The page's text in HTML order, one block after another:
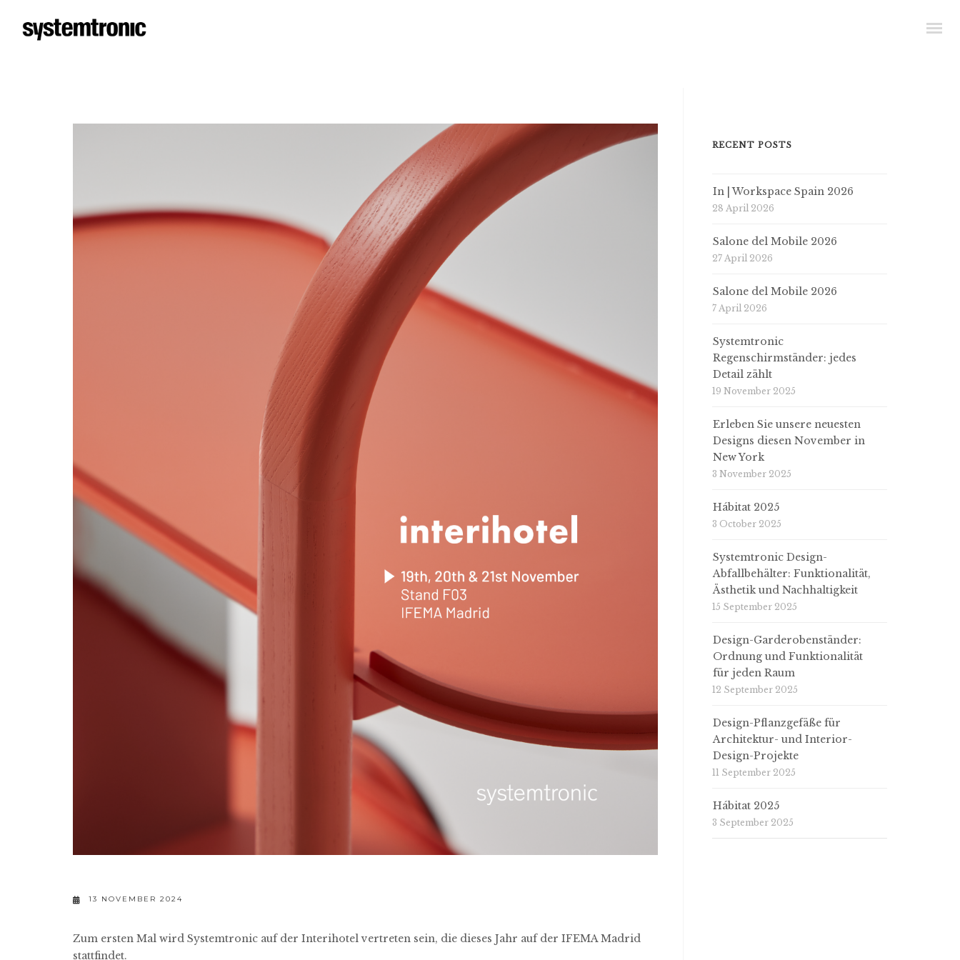
13 NOVEMBER 2024
Zum ersten Mal wird Systemtronic auf der Interihotel vertreten sein, die dieses Jahr auf der IFEMA Madrid
stattfindet.
RECENT POSTS
In | Workspace Spain 2026
28 April 2026
Salone del Mobile 2026
27 April 2026
Salone del Mobile 2026
7 April 2026
Systemtronic
Regenschirmständer: jedes
Detail zählt
19 November 2025
Erleben Sie unsere neuesten
Designs diesen November in
New York
3 November 2025
Hábitat 2025
3 October 2025
Systemtronic Design-
Abfallbehälter: Funktionalität,
Ästhetik und Nachhaltigkeit
15 September 2025
Design-Garderobenständer:
Ordnung und Funktionalität
für jeden Raum
12 September 2025
Design-Pflanzgefäße für
Architektur- und Interior-
Design-Projekte
11 September 2025
Hábitat 2025
3 September 2025